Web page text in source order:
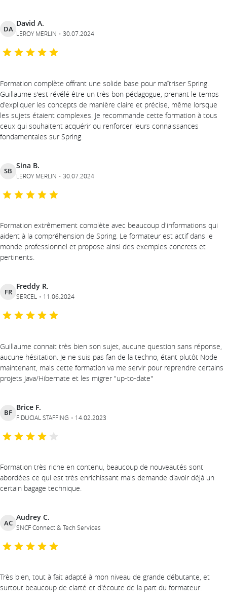
DA
David A.
LEROY MERLIN 30.07.2024
Formation complète offrant une solide base pour maîtriser Spring.
Guillaume s'est révélé être un très bon pédagogue, prenant le temps
d'expliquer les concepts de manière claire et précise, même lorsque
les sujets étaient complexes. Je recommande cette formation à tous
ceux qui souhaitent acquérir ou renforcer leurs connaissances
fondamentales sur Spring.
SB
Sina B.
LEROY MERLIN 30.07.2024
Formation extrêmement complète avec beaucoup d'informations qui
aident à la compréhension de Spring. Le formateur est actif dans le
monde professionnel et propose ainsi des exemples concrets et
pertinents.
FR
Freddy R.
SERCEL 11.06.2024
Guillaume connait très bien son sujet, aucune question sans réponse,
aucune hésitation. Je ne suis pas fan de la techno, étant plutôt Node
maintenant, mais cette formation va me servir pour reprendre certains
projets Java/Hibernate et les migrer "up-to-date"
BF
Brice F.
FIDUCIAL STAFFING 14.02.2023
Formation très riche en contenu, beaucoup de nouveautés sont
abordées ce qui est très enrichissant mais demande d'avoir déjà un
certain bagage technique.
AC
Audrey C.
SNCF Connect & Tech Services
Très bien, tout à fait adapté à mon niveau de grande débutante, et
surtout beaucoup de clarté et d'écoute de la part du formateur.